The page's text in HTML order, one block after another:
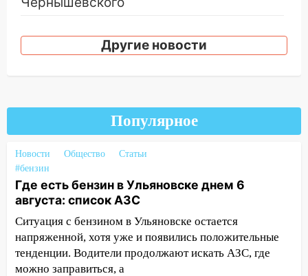
велосипеда
Четыре года борьбы: ульяновские
юристы помогли женщине засудить УК
за плесень на стенах
05:00 Кому 6 августа звезды сулят
прибыль, а кому — испытания на
прочность
05.08.2026
22:58 Соцсети: на проспекте Тюленева
ДТП с мотоциклистом
Другие новости
Популярное
Новости Общество
Статьи
#бензин
Где есть бензин в Ульяновске днем 6
августа: список АЗС
Ситуация с бензином в Ульяновске остается
напряженной, хотя уже и появились положительные
тенденции. Водители продолжают искать АЗС, где
можно заправиться, а